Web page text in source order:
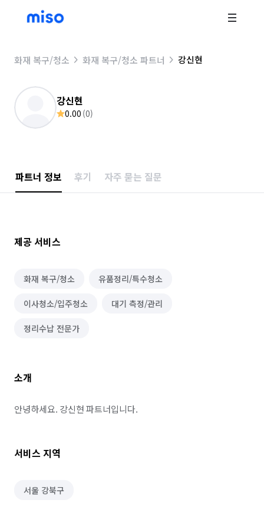
화재 복구/청소 화재 복구/청소 파트너 강신현
강신현
0.00 (0)
파트너 정보 후기 자주 묻는 질문
제공 서비스
화재 복구/청소 유품정리/특수청소
이사청소/입주청소 대기 측정/관리
정리수납 전문가
소개
안녕하세요. 강신현 파트너입니다.
서비스 지역
서울 강북구